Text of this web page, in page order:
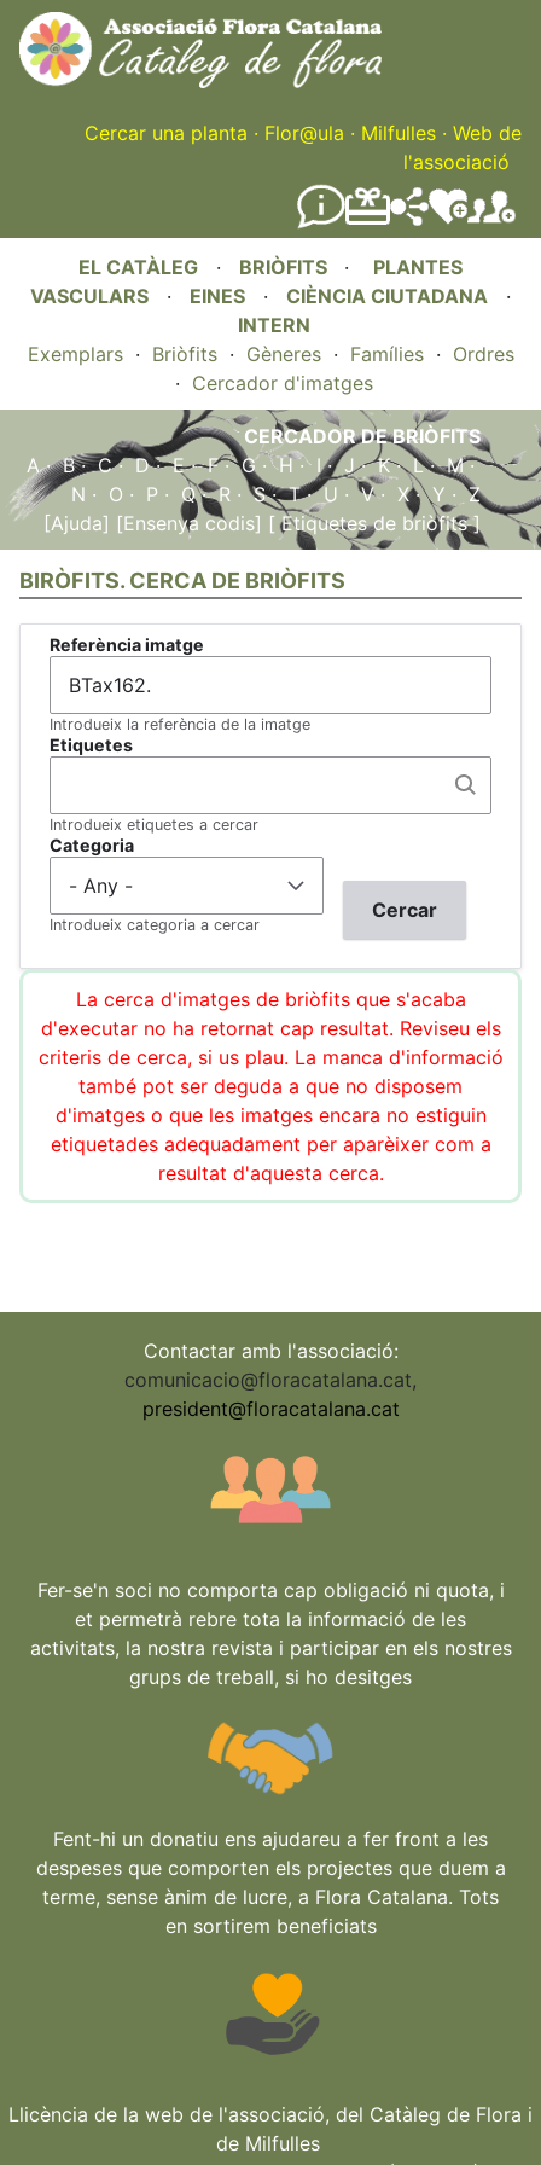
Skip
to
main
content
Cercar una planta · Flor@ula · Milfulles · Web de
l'associació
EL CATÀLEG · BRIÒFITS · PLANTES
VASCULARS · EINES · CIÈNCIA CIUTADANA ·
INTERN
Exemplars· Briòfits· Gèneres· Famílies· Ordres
· Cercador d'imatges
CERCADOR DE BRIÒFITS
A·B·C·D·E·F·G·H · I·J·K·L·M·
N · O · P · Q·R ·S·T·U ·V· X·Y ·Z
[Ajuda] [Ensenya codis] [ Etiquetes de briòfits ]
BIRÒFITS. CERCA DE BRIÒFITS
Referència imatge
Introdueix la referència de la imatge
Etiquetes
Introdueix etiquetes a cercar
Categoria
Introdueix categoria a cercar
La cerca d'imatges de briòfits que s'acaba
d'executar no ha retornat cap resultat. Reviseu els
criteris de cerca, si us plau. La manca d'informació
també pot ser deguda a que no disposem
d'imatges o que les imatges encara no estiguin
etiquetades adequadament per aparèixer com a
resultat d'aquesta cerca.
Contactar amb l'associació:
comunicacio@floracatalana.cat,
president@floracatalana.cat
Fer-se'n soci no comporta cap obligació ni quota, i
et permetrà rebre tota la informació de les
activitats, la nostra revista i participar en els nostres
grups de treball, si ho desitges
Fent-hi un donatiu ens ajudareu a fer front a les
despeses que comporten els projectes que duem a
terme, sense ànim de lucre, a Flora Catalana. Tots
en sortirem beneficiats
Llicència de la web de l'associació, del Catàleg de Flora i
de Milfulles